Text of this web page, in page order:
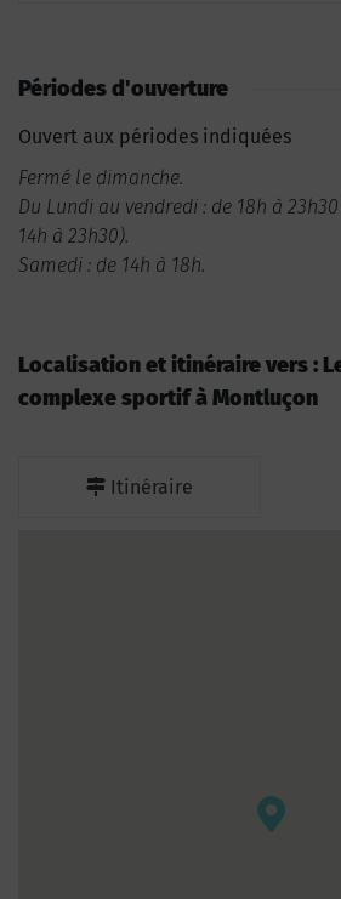
Périodes d'ouverture
Ouvert aux périodes indiquées
Fermé le dimanche.
Du Lundi au vendredi : de 18h à
14h à 23h30).
Samedi : de 14h à 18h.
Localisation et itinéraire vers :
complexe sportif à Montluçon
Itinéraire